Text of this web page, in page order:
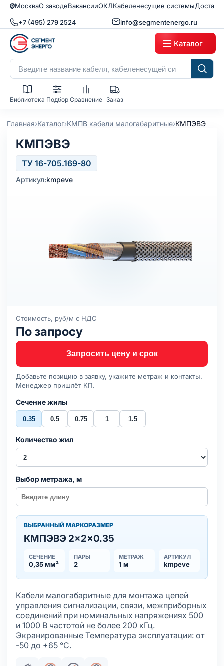
МоскваО заводеВакансииОКЛКабеленесущие системы
+7 (495) 279 2524 info@segmentenergo.ru
Каталог
Библиотека Подбор Сравнение Заказ
Главная›Каталог›КМПВ кабели малогабаритные›КМПЭВЭ
КМПЭВЭ
ТУ 16-705.169-80
Артикул:kmpeve
Стоимость, руб/м с НДС
По запросу
Запросить цену и срок
Добавьте позицию в заявку, укажите метраж и контакты.
Менеджер пришлёт КП.
Сечение жилы
0.35 0.5 0.75 1 1.5
Количество жил
Выбор метража, м
ВЫБРАННЫЙ МАРКОРАЗМЕР
КМПЭВЭ 2×2×0.35
СЕЧЕНИЕ
0,35 мм²
ПАРЫ
2
МЕТРАЖ
1 м
АРТИКУЛ
kmpeve
Кабели малогабаритные для монтажа цепей
управления сигнализации, связи, межприборных
соединений при номинальных напряжениях 500
и 1000 В частотой не более 200 кГц.
Экранированные Температура эксплуатации: от
-50 до +65 °С.